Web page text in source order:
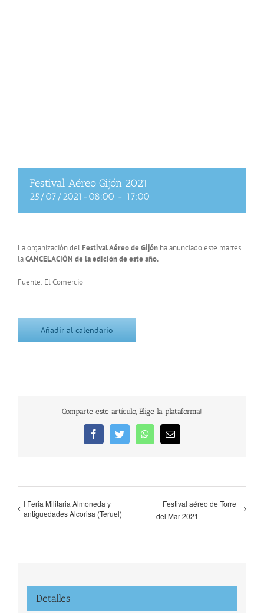
Festival Aéreo Gijón 2021
25/07/2021-08:00 - 17:00
La organización delFestival Aéreo de Gijón ha anunciado este martes
laCANCELACIÓN de la edición de este año.
Fuente: El Comercio
Añadir al calendario
Comparte este artículo, Elige la plataforma!
FacebookTwitterWhatsAppCorreo
electrónico
I Feria Militaria Almoneda y
antiguedades Alcorisa (Teruel)
Festival aéreo de Torre
del Mar 2021
Detalles